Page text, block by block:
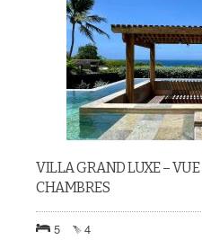
VILLA GRAND LUXE –
CHAMBRES
5 4